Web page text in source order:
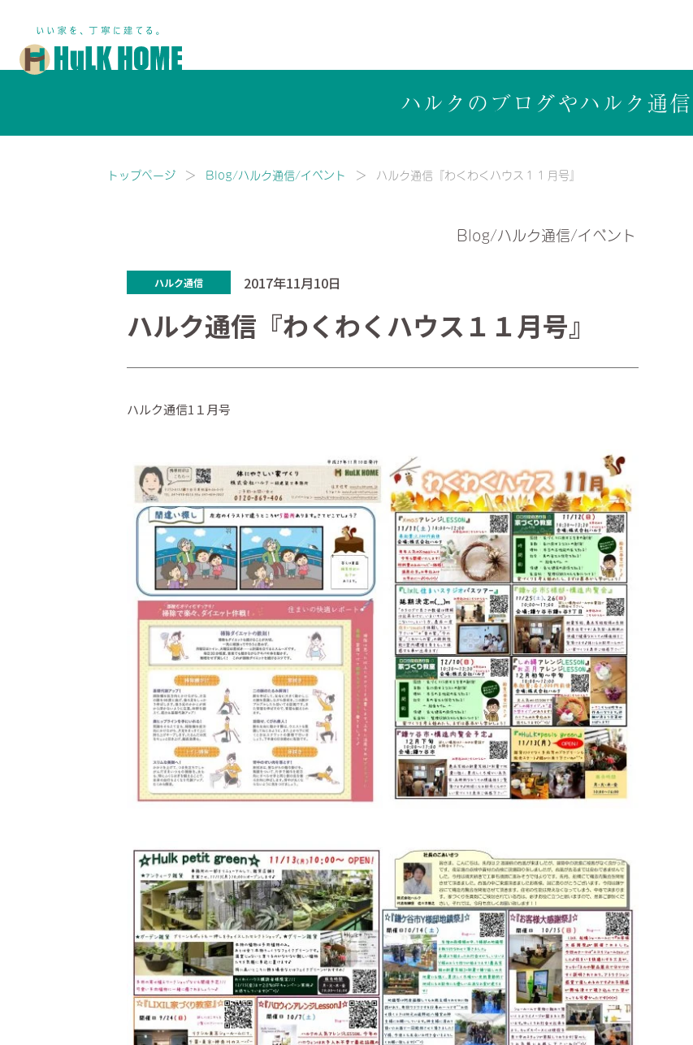
ハルクのブログやハルク通信
トップページ Blog/ハルク通信/イベント ハルク通信『わくわくハウス１１月号』
Blog/ハルク通信/イベント
ハルク通信 2017年11月10日
ハルク通信『わくわくハウス１１月号』
ハルク通信1１月号